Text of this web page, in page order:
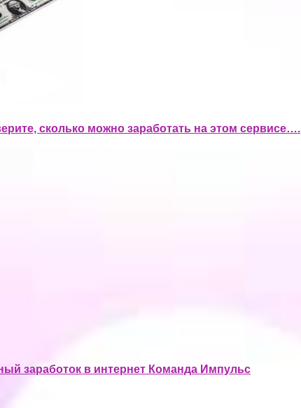
сколько можно заработать на этом сервисе….
заработок в интернет Команда Импульс